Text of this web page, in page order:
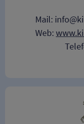
Mail:
Web: